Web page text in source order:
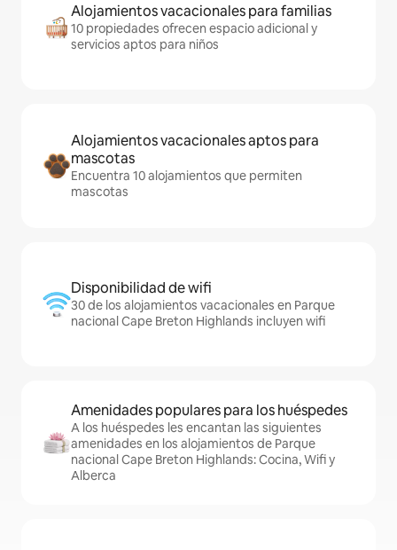
Alojamientos vacacionales para familias
10 propiedades ofrecen espacio adicional y
servicios aptos para niños
Alojamientos vacacionales aptos para
mascotas
Encuentra 10 alojamientos que permiten
mascotas
Disponibilidad de wifi
30 de los alojamientos vacacionales en Parque
nacional Cape Breton Highlands incluyen wifi
Amenidades populares para los huéspedes
A los huéspedes les encantan las siguientes
amenidades en los alojamientos de Parque
nacional Cape Breton Highlands: Cocina, Wifi y
Alberca